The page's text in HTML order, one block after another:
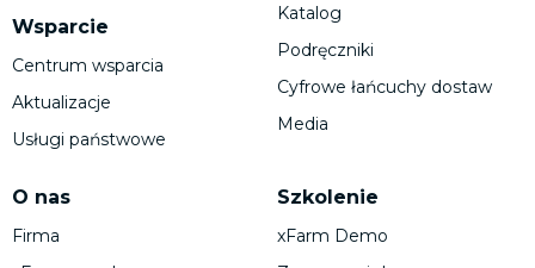
Wsparcie
Centrum wsparcia
Aktualizacje
Usługi państwowe
O nas
Firma
Katalog
Podręczniki
Cyfrowe łańcuchy dostaw
Media
Szkolenie
xFarm Demo